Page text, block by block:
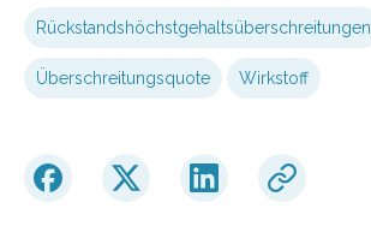
Rückstandshöchstgehaltsüberschreitungen
Überschreitungsquote Wirkstoff